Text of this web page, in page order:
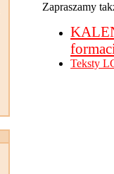
Zapraszamy
Teksty